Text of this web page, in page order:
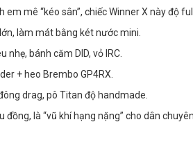
em mê “kéo sân”, chiếc Winner X này độ
làm mát bằng két nước mini.
nhẹ, bánh căm DID, vỏ IRC.
+ heo Brembo GP4RX.
drag, pô Titan độ handmade.
đồng, là “vũ khí hạng nặng” cho dân